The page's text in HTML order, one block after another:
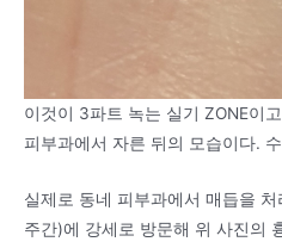
이것이 3파트 녹는 실기 ZONE이
피부과에서 자른 뒤의 모습이다.
실제로 동네 피부과에서 매듭을
주간)에 강세로 방문해 위 사진의